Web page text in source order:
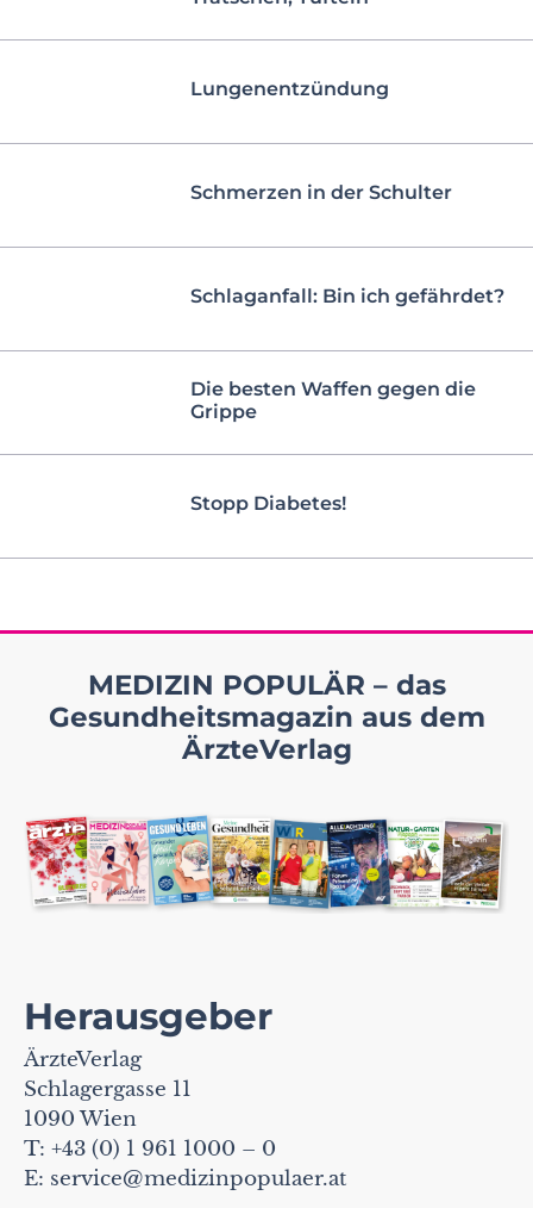
Lungenentzündung
Schmerzen in der Schulter
Schlaganfall: Bin ich gefährdet?
Die besten Waffen gegen die
Grippe
Stopp Diabetes!
MEDIZIN POPULÄR – das
Gesundheitsmagazin aus dem
ÄrzteVerlag
Herausgeber
ÄrzteVerlag
Schlagergasse 11
1090 Wien
T: +43 (0) 1 961 1000 – 0
E: service@medizinpopulaer.at